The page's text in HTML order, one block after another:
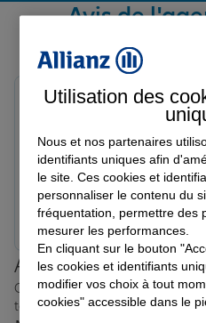
Assurance scolaire
Retraite
Tous nos devis d'assurance
Avis de
Avis sur une
Bonjour, Nous avons reçu
Valentine et Georges.
précieuse lors de nos
Mondial Assistance. Merci
tous nos contrats
recommande vivement l'agence
Coulonges sur l'Autize.
lysiane b.
Prendre un RDV
Allianz proche de
Où que vous soyez en France,
toujours près de chez vous.
Utilisation des
Nous et nos partenaires
identifiants uniques afin
le site. Ces cookies et
personnaliser le contenu du
fréquentation, permettre des
mesurer les performances.
En cliquant sur le bouton
les cookies et identifiants
modifier vos choix à tout
cookies" accessible dans le